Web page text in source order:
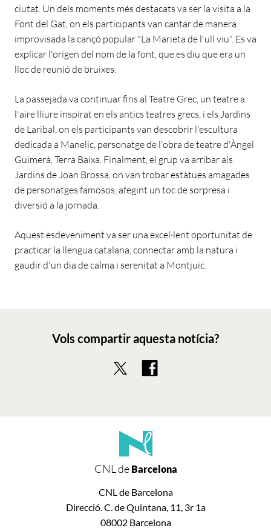
ciutat. Un dels moments més destacats va ser la visita a la
Font del Gat, on els participants van cantar de manera
improvisada la cançó popular "La Marieta de l'ull viu". Es va
explicar l'origen del nom de la font, que es diu que era un
lloc de reunió de bruixes.
La passejada va continuar fins al Teatre Grec, un teatre a
l'aire lliure inspirat en els antics teatres grecs, i els Jardins
de Laribal, on els participants van descobrir l'escultura
dedicada a Manelic, personatge de l'obra de teatre d'Àngel
Guimerà, Terra Baixa. Finalment, el grup va arribar als
Jardins de Joan Brossa, on van trobar estàtues amagades
de personatges famosos, afegint un toc de sorpresa i
diversió a la jornada.
Aquest esdeveniment va ser una excel·lent oportunitat de
practicar la llengua catalana, connectar amb la natura i
gaudir d'un dia de calma i serenitat a Montjuïc.
Vols compartir aquesta notícia?
CNL deBarcelona
CNL de Barcelona
Direcció. C. de Quintana, 11, 3r 1a
08002 Barcelona